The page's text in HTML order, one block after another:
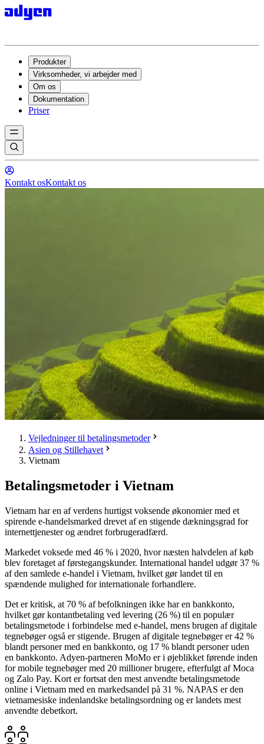
Produkter
Virksomheder, vi arbejder med
Om os
Dokumentation
Priser
Kontakt osKontakt os
Vejledninger til betalingsmetoder
Asien og Stillehavet
Vietnam
Betalingsmetoder i Vietnam
Vietnam har en af verdens hurtigst voksende økonomier med et
spirende e-handelsmarked drevet af en stigende dækningsgrad for
internettjenester og ændret forbrugeradfærd.
Markedet voksede med 46 % i 2020, hvor næsten halvdelen af køb
blev foretaget af førstegangskunder. International handel udgør 37 %
af den samlede e-handel i Vietnam, hvilket gør landet til en
spændende mulighed for internationale forhandlere.
Det er kritisk, at 70 % af befolkningen ikke har en bankkonto,
hvilket gør kontantbetaling ved levering (26 %) til en populær
betalingsmetode i forbindelse med e-handel, mens brugen af digitale
tegnebøger også er stigende. Brugen af digitale tegnebøger er 42 %
blandt personer med en bankkonto, og 17 % blandt personer uden
en bankkonto. Adyen-partneren MoMo er i øjeblikket førende inden
for mobile tegnebøger med 20 millioner brugere, efterfulgt af Moca
og Zalo Pay. Kort er fortsat den mest anvendte betalingsmetode
online i Vietnam med en markedsandel på 31 %. NAPAS er den
vietnamesiske indenlandske betalingsordning og er landets mest
anvendte debetkort.